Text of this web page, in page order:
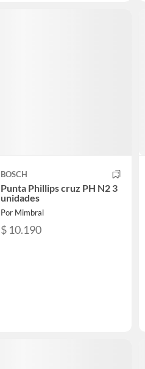
BOSCH
Punta Phillips cruz PH N2 3
unidades
Por Mimbral
$ 10.190